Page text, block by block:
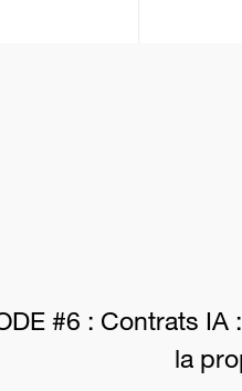
#6 : Contrats
la